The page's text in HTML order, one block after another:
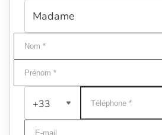
+33